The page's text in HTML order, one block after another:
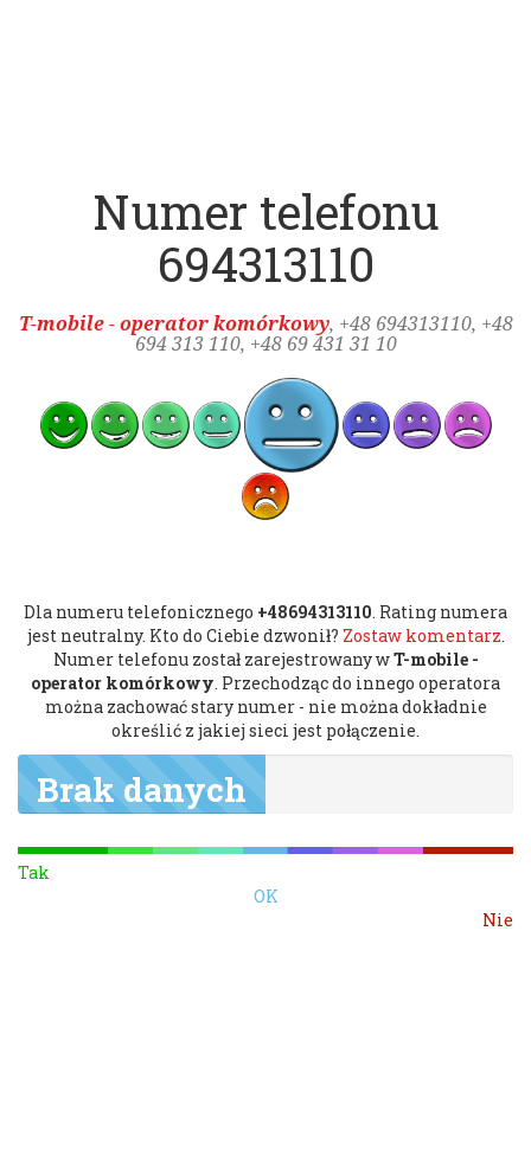
Numer telefonu
694313110
T-mobile - operator komórkowy, +48 694313110, +48
694 313 110, +48 69 431 31 10
Dla numeru telefonicznego +48694313110. Rating numera
jest neutralny. Kto do Ciebie dzwonił? Zostaw komentarz.
Numer telefonu został zarejestrowany wT-mobile -
operator komórkowy. Przechodząc do innego operatora
można zachować stary numer - nie można dokładnie
określić z jakiej sieci jest połączenie.
Brak danych
Tak
OK
Nie